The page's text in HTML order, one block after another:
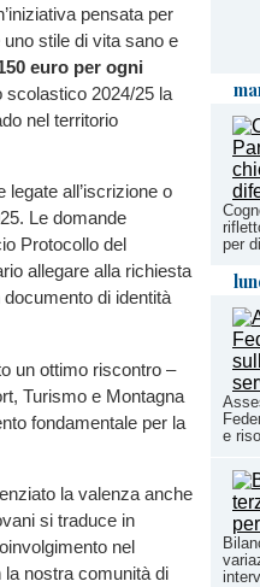
per
e
pensata per
stile di vita sano e
euro per ogni
scolastico 2024/25 la
nel territorio
all’iscrizione o
Le domande
Protocollo del
allegare alla richiesta
di identità
un ottimo riscontro –
Turismo e Montagna
fondamentale per la
la valenza anche
si traduce in
nel
nostra comunità di